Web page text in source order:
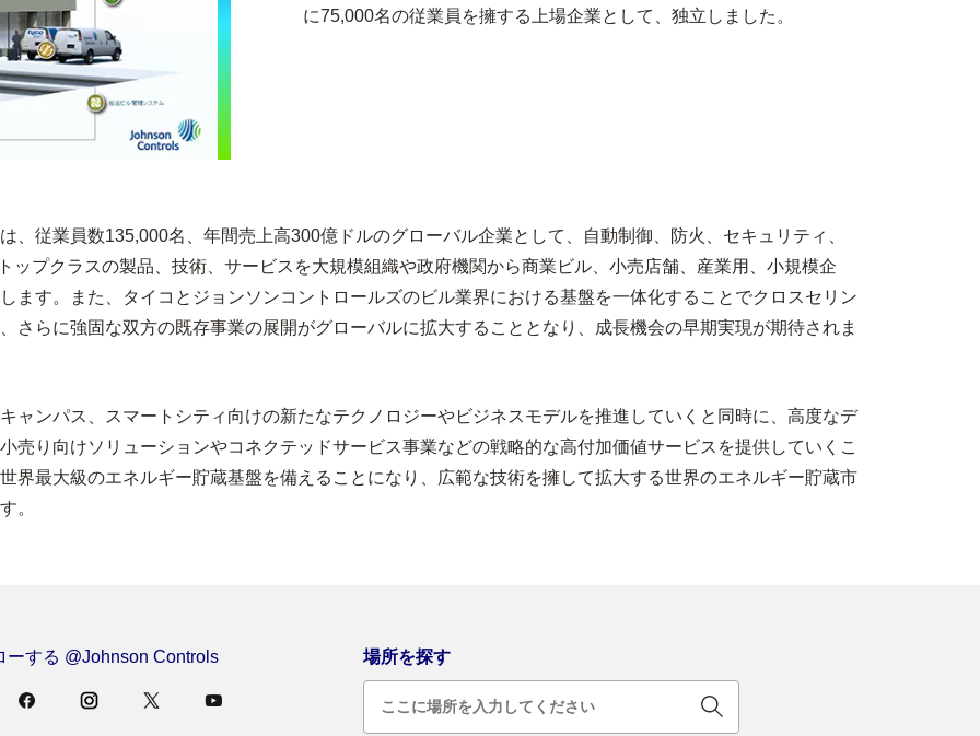
に75,000名の従業員を擁する上場企業として、独立しました。
、従業員数135,000名、年間売上高300億ドルのグローバル企業として、自動制御、防火、セキュリティ、
ップクラスの製品、技術、サービスを大規模組織や政府機関から商業ビル、小売店舗、産業用、小規模企
ます。また、タイコとジョンソンコントロールズのビル業界における基盤を一体化することでクロスセリン
さらに強固な双方の既存事業の展開がグローバルに拡大することとなり、成長機会の早期実現が期待されま
ャンパス、スマートシティ向けの新たなテクノロジーやビジネスモデルを推進していくと同時に、高度なデ
売り向けソリューションやコネクテッドサービス事業などの戦略的な高付加価値サービスを提供していくこ
界最大級のエネルギー貯蔵基盤を備えることになり、広範な技術を擁して拡大する世界のエネルギー貯蔵市
。
ーする @Johnson Controls 場所を探す